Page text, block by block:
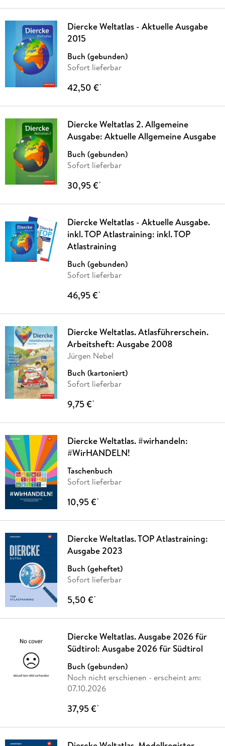
Diercke Weltatlas - Aktuelle Ausgabe
2015
Buch (gebunden)
Sofort lieferbar
42,50 €*
Diercke Weltatlas 2. Allgemeine
Ausgabe: Aktuelle Allgemeine Ausgabe
Buch (gebunden)
Sofort lieferbar
30,95 €*
Diercke Weltatlas - Aktuelle Ausgabe.
inkl. TOP Atlastraining: inkl. TOP
Atlastraining
Buch (gebunden)
Sofort lieferbar
46,95 €*
Diercke Weltatlas. Atlasführerschein.
Arbeitsheft: Ausgabe 2008
Jürgen Nebel
Buch (kartoniert)
Sofort lieferbar
9,75 €*
Diercke Weltatlas. #wirhandeln:
#WirHANDELN!
Taschenbuch
Sofort lieferbar
10,95 €*
Diercke Weltatlas. TOP Atlastraining:
Ausgabe 2023
Buch (geheftet)
Sofort lieferbar
5,50 €*
Diercke Weltatlas. Ausgabe 2026 für
Südtirol: Ausgabe 2026 für Südtirol
Buch (gebunden)
Noch nicht erschienen - erscheint am:
07.10.2026
37,95 €*